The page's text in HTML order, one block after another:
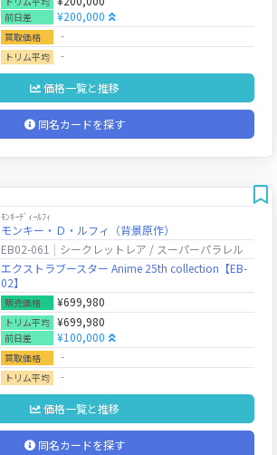
前日差 ¥200,000
買取価格 ‐
トリム平均 ‐
価格一覧と推移
同名カードを探す
ﾓﾝｷｰﾃﾞｨｰﾙﾌｨ
モンキー・Ｄ・ルフィ（背景原作）
EB02-061
シークレットレア / スーパーパラレル
エクストラブースター Anime 25th collection【EB-
02】
販売価格 ¥699,980
トリム平均 ¥699,980
前日差 ¥100,000
買取価格 ‐
トリム平均 ‐
価格一覧と推移
同名カードを探す